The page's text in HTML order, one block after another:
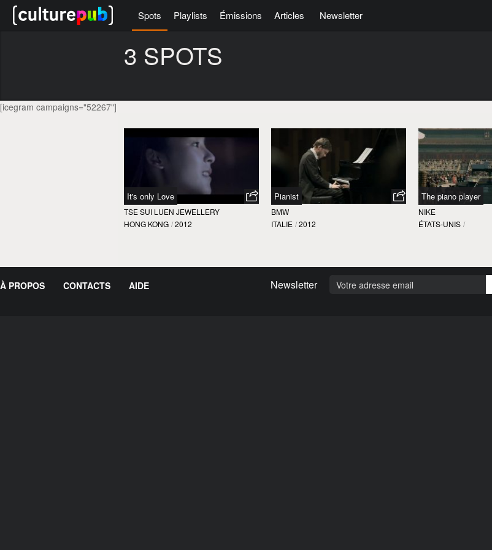
Spots Playlists Émissions Articles Newsletter
3 SPOTS
[icegram campaigns="52267"]
It's only Love
TSE SUI LUEN JEWELLERY
HONG KONG / 2012
Pianist
BMW
ITALIE / 2012
The piano player
NIKE
ÉTATS-UNIS /
À PROPOS CONTACTS AIDE Newsletter